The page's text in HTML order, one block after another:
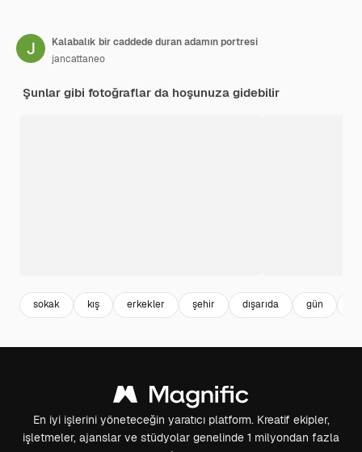
Kalabalık bir caddede duran adamın portresi
jancattaneo
Şunlar gibi fotoğraflar da hoşunuza gidebilir
sokak kış erkekler şehir dışarıda gün
En iyi işlerini yöneteceğin yaratıcı platform. Kreatif ekipler,
işletmeler, ajanslar ve stüdyolar genelinde 1 milyondan fazla